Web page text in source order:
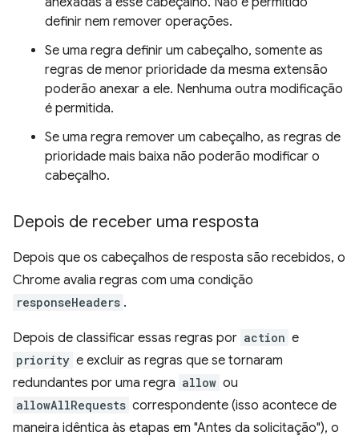
definir nem remover operações.
Se uma regra definir um cabeçalho, somente as
regras de menor prioridade da mesma extensão
poderão anexar a ele. Nenhuma outra modificação
é permitida.
Se uma regra remover um cabeçalho, as regras de
prioridade mais baixa não poderão modificar o
cabeçalho.
Depois de receber uma resposta
Depois que os cabeçalhos de resposta são recebidos, o
Chrome avalia regras com uma condição
responseHeaders .
Depois de classificar essas regras por action e
priority e excluir as regras que se tornaram
redundantes por uma regra allow ou
allowAllRequests correspondente (isso acontece de
maneira idêntica às etapas em "Antes da solicitação"), o